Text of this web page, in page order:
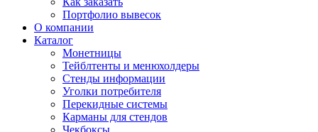
Портфолио вывесок
О компании
Каталог
Монетницы
Тейблтенты и менюхолдеры
Стенды информации
Уголки потребителя
Перекидные системы
Карманы для стендов
Чекбоксы